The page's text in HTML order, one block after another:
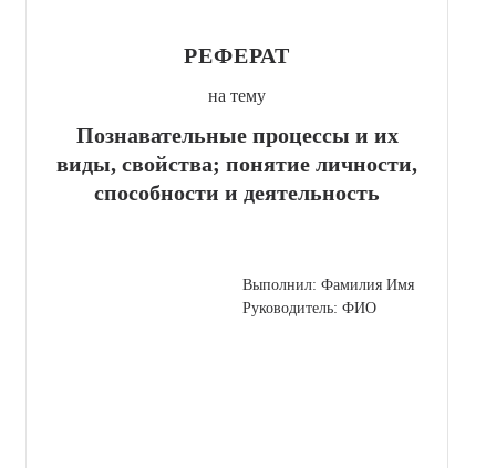
РЕФЕРАТ
на тему
Познавательные процессы и их
виды, свойства; понятие личности,
способности и деятельность
Выполнил: Фамилия Имя
Руководитель: ФИО